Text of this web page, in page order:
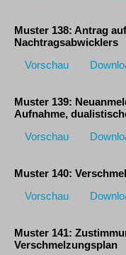
Muster 138: Antrag
Nachtragsabwicklers
Vorschau
Muster 139:
Aufnahme,
Vorschau
Muster 140:
Vorschau
Muster 141:
Verschmelzungsplan